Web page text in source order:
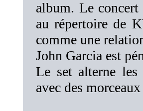
album. Le
au répertoire de
comme une
John Garcia est
Le set alterne les
avec des